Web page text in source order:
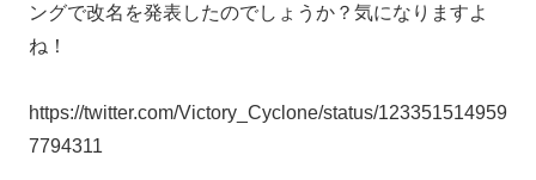
ングで改名を発表したのでしょうか？気になりますよ
ね！
https://twitter.com/Victory_Cyclone/status/123351514959
7794311